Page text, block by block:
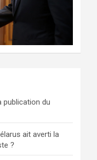
publication du
ait averti la
?